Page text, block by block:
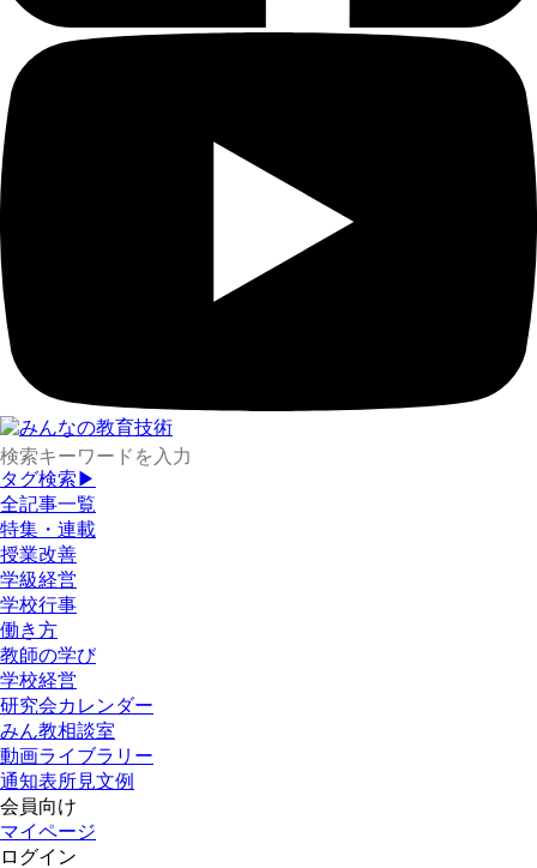
タグ検索▶
全記事一覧
特集・連載
授業改善
学級経営
学校行事
働き方
教師の学び
学校経営
研究会カレンダー
みん教相談室
動画ライブラリー
通知表所見文例
会員向け
マイページ
ログイン